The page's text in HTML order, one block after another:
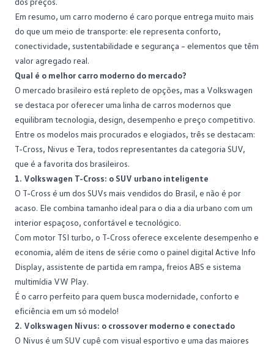
Em resumo, um carro moderno é caro porque entrega muito mais
do que um meio de transporte: ele representa conforto,
conectividade, sustentabilidade e segurança – elementos que têm
valor agregado real.
Qual é o melhor carro moderno do mercado?
O mercado brasileiro está repleto de opções, mas a Volkswagen
se destaca por oferecer uma linha de carros modernos que
equilibram tecnologia, design, desempenho e preço competitivo.
Entre os modelos mais procurados e elogiados, três se destacam:
T-Cross, Nivus e Tera, todos representantes da categoria SUV,
que é a favorita dos brasileiros.
1. Volkswagen T-Cross: o SUV urbano inteligente
O T-Cross é um dos SUVs mais vendidos do Brasil, e não é por
acaso. Ele combina tamanho ideal para o dia a dia urbano com um
interior espaçoso, confortável e tecnológico.
Com motor TSI turbo, o T-Cross oferece excelente desempenho e
economia, além de itens de série como o painel digital Active Info
Display, assistente de partida em rampa, freios ABS e sistema
multimídia VW Play.
É o carro perfeito para quem busca modernidade, conforto e
eficiência em um só modelo!
2. Volkswagen Nivus: o crossover moderno e conectado
O Nivus é um SUV cupê com visual esportivo e uma das maiores